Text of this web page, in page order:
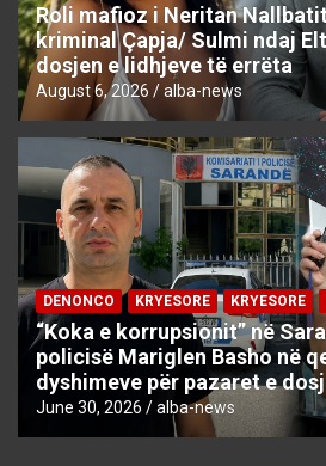
Roli mafioz i Neritan
kriminal Çapja/ Sulmi ndaj
dosjen e lidhjeve të errëta
August 6, 2026 alba-news
DENONCO KRYESORE KRYESORE
“Koka e korrupsionit” në
policisë Mariglen Basho në
dyshimeve për pazaret e
June 30, 2026 alba-news